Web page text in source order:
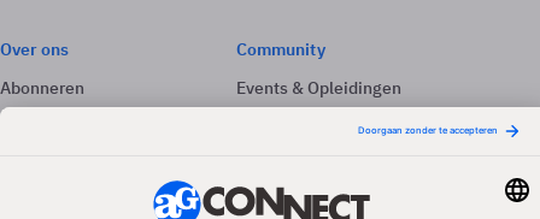
Over ons
Abonneren
Adverteren
Community
Events & Opleidingen
Nieuwsbrieven